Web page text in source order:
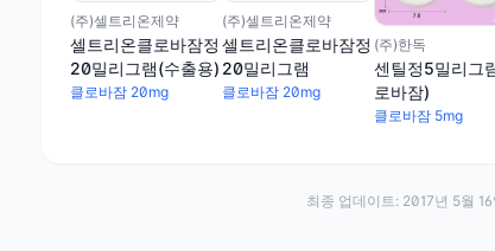
(주)셀트리온제약
셀트리온클로바잠정
20밀리그램(수출용)
클로바잠 20mg
(주)셀트리온제약
셀트리온클로바잠정
20밀리그램
클로바잠 20mg
(주)한독
센틸정5밀리그
로바잠)
클로바잠 5mg
최종 업데이트: 2017년 5월 16